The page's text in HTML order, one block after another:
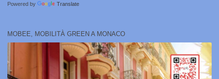
Powered by Translate
MOBEE, MOBILITÀ GREEN A MONACO